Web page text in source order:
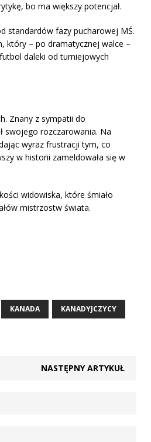
bo ma większy potencjał.
standardów fazy pucharowej MŚ.
który – po dramatycznej walce –
daleki od turniejowych
Znany z sympatii do
swojego rozczarowania. Na
wyraz frustracji tym, co
w historii zameldowała się w
widowiska, które śmiało
mistrzostw świata.
KANADA KANADYJCZYCY
NASTĘPNY ARTYKUŁ